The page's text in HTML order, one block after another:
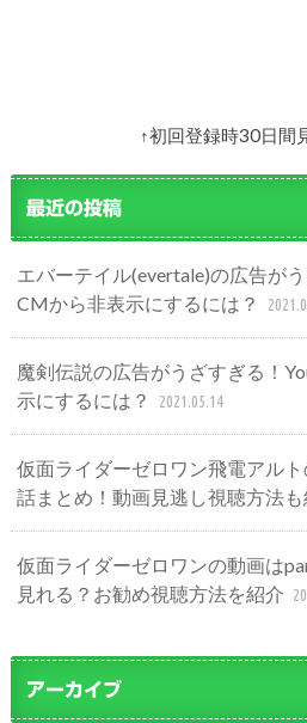
↑初回登録時30日間
最近の投稿
エバーテイル(evertale)の広告が
CMから非表示にするには？
魔剣伝説の広告がうざすぎる！
示にするには？
2021.05.14
仮面ライダーゼロワン飛電アル
話まとめ！動画見逃し視聴方法も
仮面ライダーゼロワンの動画は
見れる？お勧め視聴方法を紹介
アーカイブ